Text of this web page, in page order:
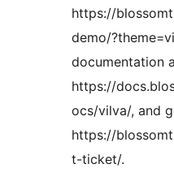
https://
demo/
documentation
https://
ocs/vilva/, and
https://
t-ticket/.